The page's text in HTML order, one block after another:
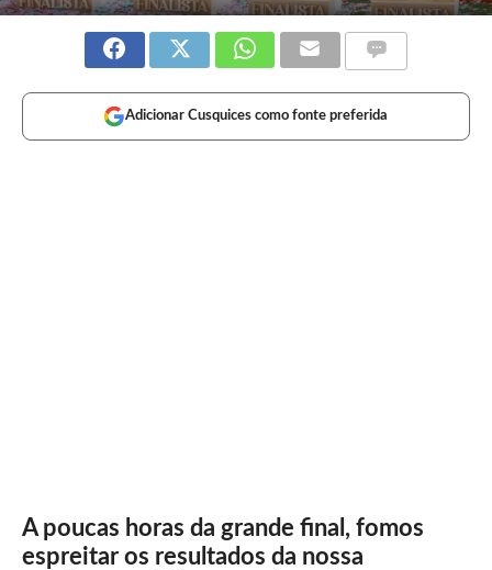
Adicionar Cusquices como fonte preferida
A poucas horas da grande final, fomos
espreitar os resultados da nossa